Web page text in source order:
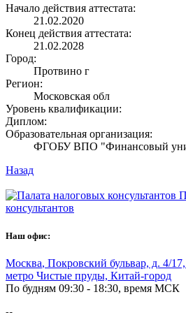
Начало действия аттестата:
21.02.2020
Конец действия аттестата:
21.02.2028
Город:
Протвино г
Регион:
Московская обл
Уровень квалификации:
Диплом:
Образовательная организация:
ФГОБУ ВПО "Финансовый
Назад
консультантов
Наш офис:
Москва, Покровский бульвар, д. 4/
метро Чистые пруды, Китай-город
По будням 09:30 - 18:30, время МСК